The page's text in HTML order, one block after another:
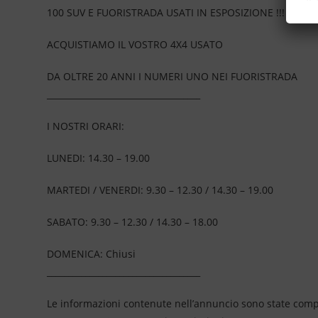
100 SUV E FUORISTRADA USATI IN ESPOSIZIONE !!!
ACQUISTIAMO IL VOSTRO 4X4 USATO
DA OLTRE 20 ANNI I NUMERI UNO NEI FUORISTRADA
I NOSTRI ORARI:
LUNEDI: 14.30 – 19.00
MARTEDI / VENERDI: 9.30 – 12.30 / 14.30 – 19.00
SABATO: 9.30 – 12.30 / 14.30 – 18.00
DOMENICA: Chiusi
Le informazioni contenute nell’annuncio sono state